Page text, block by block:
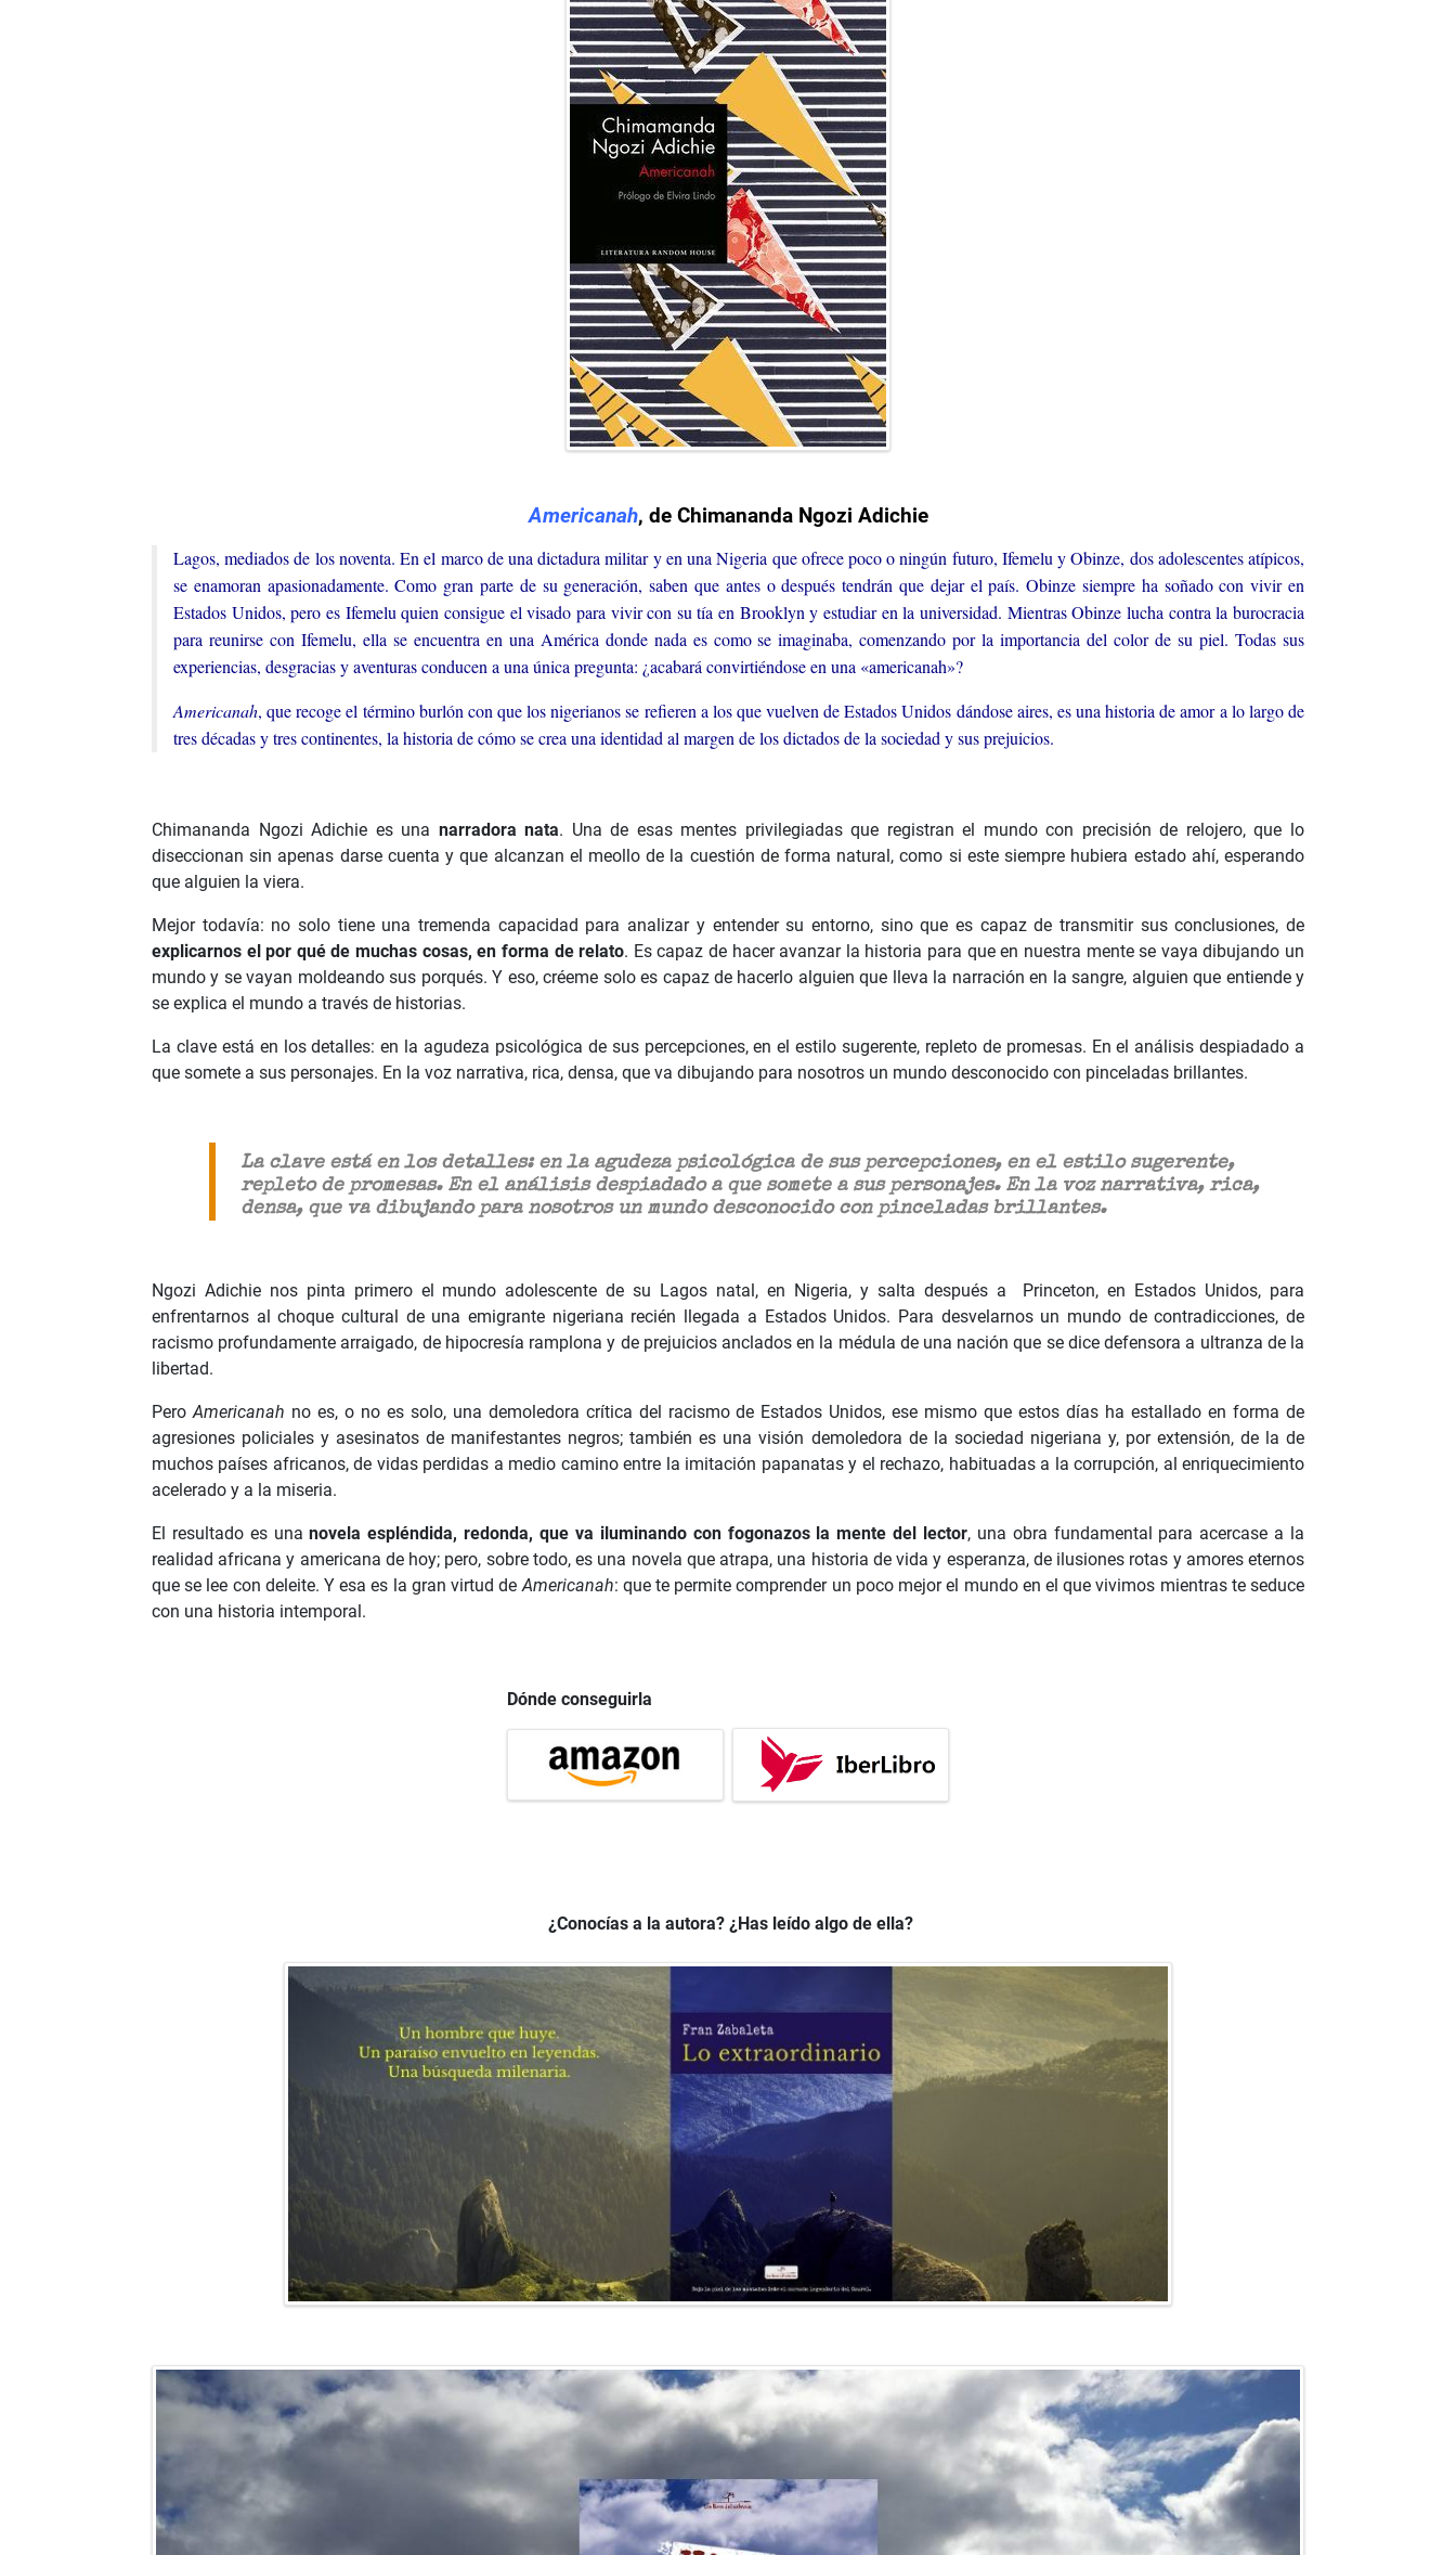
Americanah, de Chimananda Ngozi Adichie
Lagos, mediados de los noventa. En el marco de una dictadura militar y en una Nigeria que ofrece poco o ningún futuro, Ifemelu y Obinze, dos adolescentes atípicos,
se enamoran apasionadamente. Como gran parte de su generación, saben que antes o después tendrán que dejar el país. Obinze siempre ha soñado con vivir en
Estados Unidos, pero es Ifemelu quien consigue el visado para vivir con su tía en Brooklyn y estudiar en la universidad. Mientras Obinze lucha contra la burocracia
para reunirse con Ifemelu, ella se encuentra en una América donde nada es como se imaginaba, comenzando por la importancia del color de su piel. Todas sus
experiencias, desgracias y aventuras conducen a una única pregunta: ¿acabará convirtiéndose en una «americanah»?
Americanah, que recoge el término burlón con que los nigerianos se refieren a los que vuelven de Estados Unidos dándose aires, es una historia de amor a lo largo de
tres décadas y tres continentes, la historia de cómo se crea una identidad al margen de los dictados de la sociedad y sus prejuicios.
Chimananda Ngozi Adichie es una narradora nata. Una de esas mentes privilegiadas que registran el mundo con precisión de relojero, que lo
diseccionan sin apenas darse cuenta y que alcanzan el meollo de la cuestión de forma natural, como si este siempre hubiera estado ahí, esperando
que alguien la viera.
Mejor todavía: no solo tiene una tremenda capacidad para analizar y entender su entorno, sino que es capaz de transmitir sus conclusiones, de
explicarnos el por qué de muchas cosas, en forma de relato. Es capaz de hacer avanzar la historia para que en nuestra mente se vaya dibujando un
mundo y se vayan moldeando sus porqués. Y eso, créeme solo es capaz de hacerlo alguien que lleva la narración en la sangre, alguien que entiende y
se explica el mundo a través de historias.
La clave está en los detalles: en la agudeza psicológica de sus percepciones, en el estilo sugerente, repleto de promesas. En el análisis despiadado a
que somete a sus personajes. En la voz narrativa, rica, densa, que va dibujando para nosotros un mundo desconocido con pinceladas brillantes.
La clave está en los detalles: en la agudeza psicológica de sus percepciones, en el estilo sugerente,
repleto de promesas. En el análisis despiadado a que somete a sus personajes. En la voz narrativa, rica,
densa, que va dibujando para nosotros un mundo desconocido con pinceladas brillantes.
Ngozi Adichie nos pinta primero el mundo adolescente de su Lagos natal, en Nigeria, y salta después a Princeton, en Estados Unidos, para
enfrentarnos al choque cultural de una emigrante nigeriana recién llegada a Estados Unidos. Para desvelarnos un mundo de contradicciones, de
racismo profundamente arraigado, de hipocresía ramplona y de prejuicios anclados en la médula de una nación que se dice defensora a ultranza de la
libertad.
PeroAmericanah no es, o no es solo, una demoledora crítica del racismo de Estados Unidos, ese mismo que estos días ha estallado en forma de
agresiones policiales y asesinatos de manifestantes negros; también es una visión demoledora de la sociedad nigeriana y, por extensión, de la de
muchos países africanos, de vidas perdidas a medio camino entre la imitación papanatas y el rechazo, habituadas a la corrupción, al enriquecimiento
acelerado y a la miseria.
El resultado es unanovela espléndida, redonda, que va iluminando con fogonazos la mente del lector, una obra fundamental para acercase a la
realidad africana y americana de hoy; pero, sobre todo, es una novela que atrapa, una historia de vida y esperanza, de ilusiones rotas y amores eternos
que se lee con deleite. Y esa es la gran virtud deAmericanah: que te permite comprender un poco mejor el mundo en el que vivimos mientras te seduce
con una historia intemporal.
Dónde conseguirla
¿Conocías a la autora? ¿Has leído algo de ella?